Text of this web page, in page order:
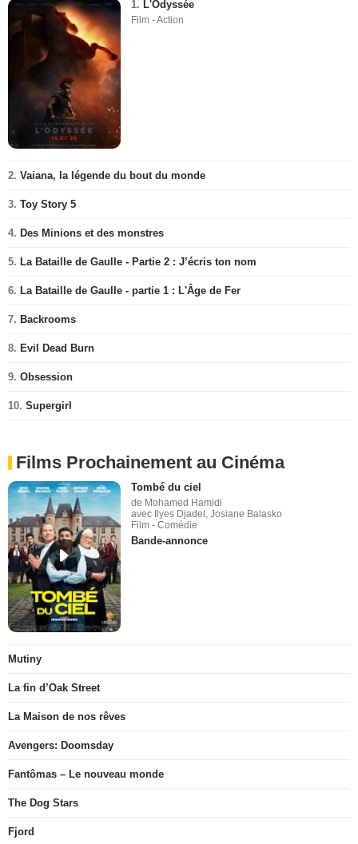
1. L'Odyssée
Film - Action
2. Vaiana, la légende du bout du monde
3. Toy Story 5
4. Des Minions et des monstres
5. La Bataille de Gaulle - Partie 2 : J’écris ton nom
6. La Bataille de Gaulle - partie 1 : L'Âge de Fer
7. Backrooms
8. Evil Dead Burn
9. Obsession
10. Supergirl
Films Prochainement au Cinéma
Tombé du ciel
de Mohamed Hamidi
avec Ilyes Djadel, Josiane Balasko
Film - Comédie
Bande-annonce
Mutiny
La fin d’Oak Street
La Maison de nos rêves
Avengers: Doomsday
Fantômas – Le nouveau monde
The Dog Stars
Fjord